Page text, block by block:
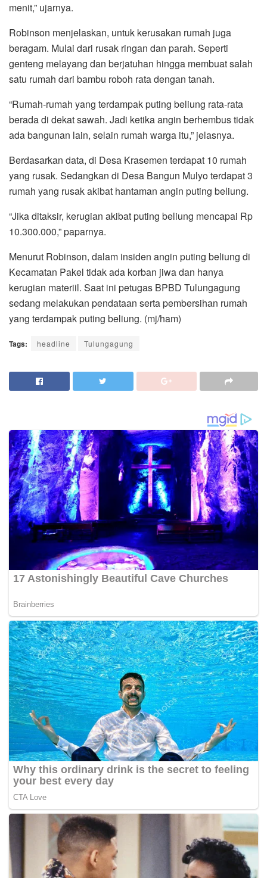
menit,” ujarnya.
Robinson menjelaskan, untuk kerusakan rumah juga
beragam. Mulai dari rusak ringan dan parah. Seperti
genteng melayang dan berjatuhan hingga membuat salah
satu rumah dari bambu roboh rata dengan tanah.
“Rumah-rumah yang terdampak puting beliung rata-rata
berada di dekat sawah. Jadi ketika angin berhembus tidak
ada bangunan lain, selain rumah warga itu,” jelasnya.
Berdasarkan data, di Desa Krasemen terdapat 10 rumah
yang rusak. Sedangkan di Desa Bangun Mulyo terdapat 3
rumah yang rusak akibat hantaman angin puting beliung.
“Jika ditaksir, kerugian akibat puting beliung mencapai Rp
10.300.000,” paparnya.
Menurut Robinson, dalam insiden angin puting beliung di
Kecamatan Pakel tidak ada korban jiwa dan hanya
kerugian materiil. Saat ini petugas BPBD Tulungagung
sedang melakukan pendataan serta pembersihan rumah
yang terdampak puting beliung. (mj/ham)
Tags: headline Tulungagung